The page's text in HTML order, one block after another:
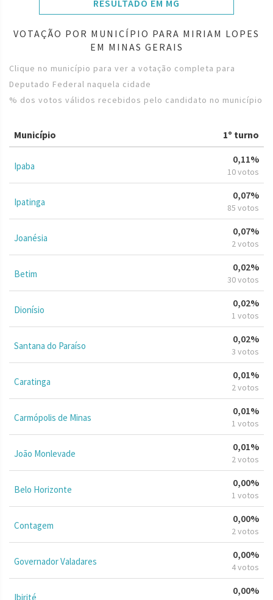
RESULTADO EM MG
VOTAÇÃO POR MUNICÍPIO PARA MIRIAM LOPES
EM MINAS GERAIS
Clique no município para ver a votação completa para
Deputado Federal naquela cidade
% dos votos válidos recebidos pelo candidato no município
Município 1º turno
Ipaba
0,11%
10 votos
Ipatinga
0,07%
85 votos
Joanésia
0,07%
2 votos
Betim
0,02%
30 votos
Dionísio
0,02%
1 votos
Santana do Paraíso
0,02%
3 votos
Caratinga
0,01%
2 votos
Carmópolis de Minas
0,01%
1 votos
João Monlevade
0,01%
2 votos
Belo Horizonte
0,00%
1 votos
Contagem
0,00%
2 votos
Governador Valadares
0,00%
4 votos
Ibirité
0,00%